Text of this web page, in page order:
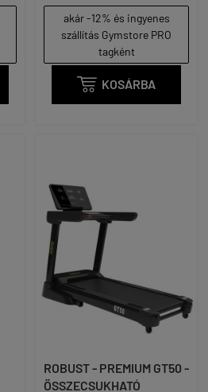
akár -12% és ingyenes
szállítás Gymstore PRO
tagként
 KOSÁRBA
ROBUST - PREMIUM GT50 -
ÖSSZECSUKHATÓ